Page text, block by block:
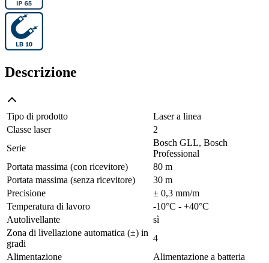
Descrizione
Tipo di prodotto
Laser a linea
Classe laser
2
Serie
Bosch GLL, Bosch
Professional
Portata massima (con ricevitore)
80 m
Portata massima (senza ricevitore)
30 m
Precisione
± 0,3 mm/m
Temperatura di lavoro
-10°C - +40°C
Autolivellante
sì
Zona di livellazione automatica (±) in
gradi
4
Alimentazione
Alimentazione a batteria